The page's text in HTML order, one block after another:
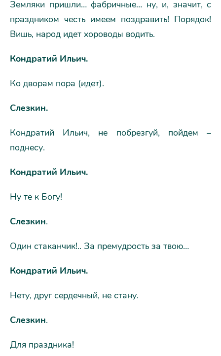
Земляки пришли… фабричные… ну, и, значит, с
праздником честь имеем поздравить! Порядок!
Вишь, народ идет хороводы водить.
Кондратий Ильич.
Ко дворам пора (идет).
Слезкин.
Кондратий Ильич, не побрезгуй, пойдем –
поднесу.
Кондратий Ильич.
Ну те к Богу!
Слезкин.
Один стаканчик!.. За премудрость за твою…
Кондратий Ильич.
Нету, друг сердечный, не стану.
Слезкин.
Для праздника!